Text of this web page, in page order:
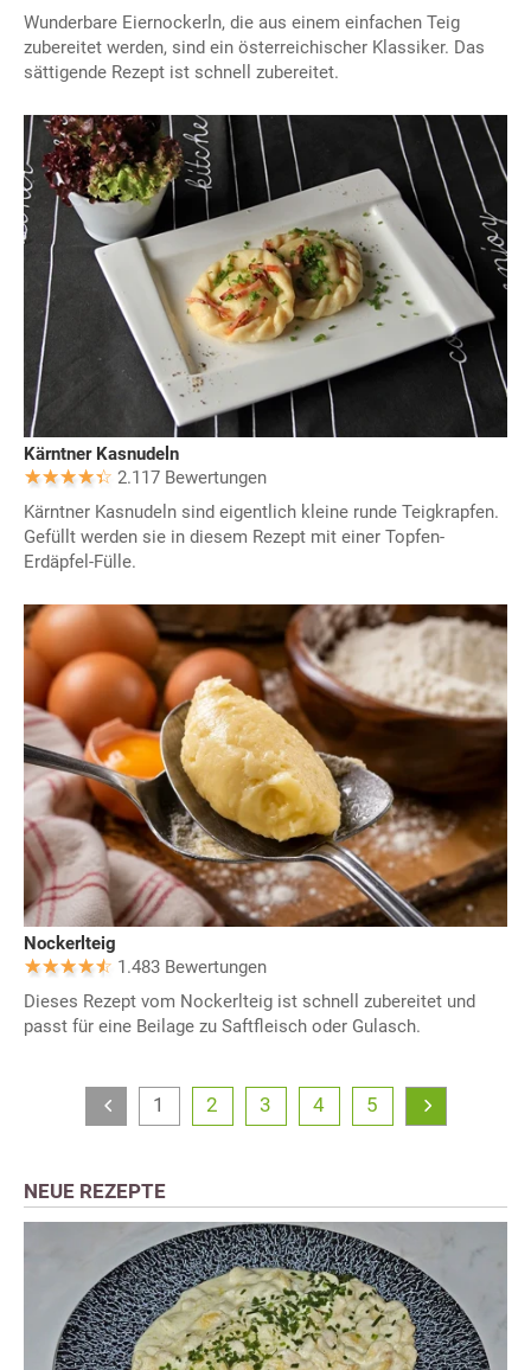
Wunderbare Eiernockerln, die aus einem einfachen Teig
zubereitet werden, sind ein österreichischer Klassiker. Das
sättigende Rezept ist schnell zubereitet.
Kärntner Kasnudeln
2.117 Bewertungen
Kärntner Kasnudeln sind eigentlich kleine runde Teigkrapfen.
Gefüllt werden sie in diesem Rezept mit einer Topfen-
Erdäpfel-Fülle.
Nockerlteig
1.483 Bewertungen
Dieses Rezept vom Nockerlteig ist schnell zubereitet und
passt für eine Beilage zu Saftfleisch oder Gulasch.
1 2 3 4 5
NEUE REZEPTE